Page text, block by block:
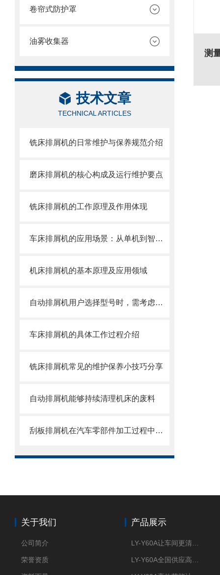
卷帘式防护罩
油雾收集器
技术文章
TECHNICAL ARTICLES
铣床排屑机的日常维护与保养规范介绍
磨床排屑机的核心构成及运行维护要点
铣床排屑机的工作原理及作用体现
车床排屑机的应用场景：从单机到智能产线
机床排屑机的基本原理及应用领域
自动排屑机用户选择型号时，需考虑哪些事项？
车床排屑机的具体工作过程介绍
铣床排屑机常见的维护保养小技巧分享
自动排屑机能够持续清理机床的废料
刮板排屑机在汽车零部件加工过程中的作用
测
关于我们
公司简介
荣誉资质
产品展示